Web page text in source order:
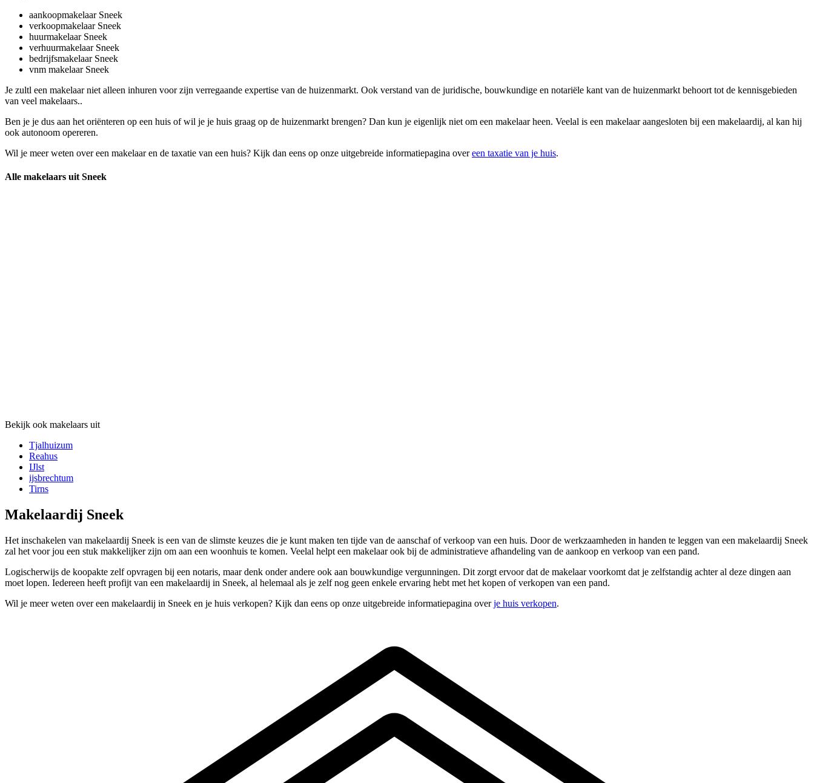
aankoopmakelaar Sneek
verkoopmakelaar Sneek
huurmakelaar Sneek
verhuurmakelaar Sneek
bedrijfsmakelaar Sneek
vnm makelaar Sneek
Je zultl een makelaar niet alleen inhuren voor zijn verregaande expertise van de huizenmarkt. Ook verstand van de juridische, bouwkundige en notariële kant van de huizenmarkt behoort tot de kennisgebieden
van veel makelaars..
Ben je je dus aan het oriënteren op een huis of wil je je huis graag op de huizenmarkt brengen? Dan kun je eigenlijk niet om een makelaar heen. Veelal is een makelaar aangesloten bij een makelaardij, al kan hij
ook autonoom opereren.
Wil je meer weten over een makelaar en de taxatie van een huis? Kijk dan eens op onze uitgebreide informatiepagina overeen taxatie van je huis.
Alle makelaars uit Sneek
Bekijk ook makelaars uit
Tjalhuizum
Reahus
IJlst
ijsbrechtum
Tirns
Makelaardij Sneek
Het inschakelen van makelaardij Sneek is een van de slimste keuzes die je kunt maken ten tijde van de aanschaf of verkoop van een huis. Door de werkzaamheden in handen te leggen van een makelaardij Sneek
zal het voor jou een stuk makkelijker zijn om aan een woonhuis te komen. Veelal helpt een makelaar ook bij de administratieve afhandeling van de aankoop en verkoop van een pand.
Logischerwijs de koopakte zelf opvragen bij een notaris, maar denk onder andere ook aan bouwkundige vergunningen. Dit zorgt ervoor dat de makelaar voorkomt dat je zelfstandig achter al deze dingen aan
moet lopen. Iedereen heeft profijt van een makelaardij in Sneek, al helemaal als je zelf nog geen enkele ervaring hebt met het kopen of verkopen van een pand.
Wil je meer weten over een makelaardij in Sneek en je huis verkopen? Kijk dan eens op onze uitgebreide informatiepagina overje huis verkopen.